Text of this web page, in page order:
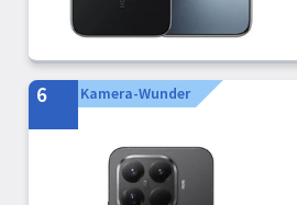
6 Kamera-Wunder